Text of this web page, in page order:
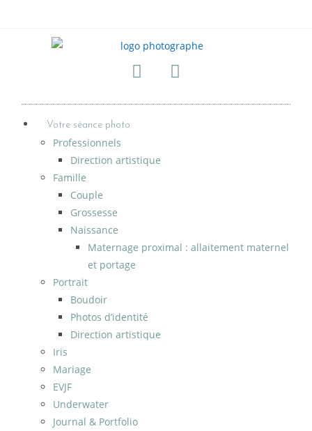
Votre séance photo
Professionnels
Direction artistique
Famille
Couple
Grossesse
Naissance
Maternage proximal : allaitement maternel
et portage
Portrait
Boudoir
Photos d’identité
Direction artistique
Iris
Mariage
EVJF
Underwater
Journal & Portfolio